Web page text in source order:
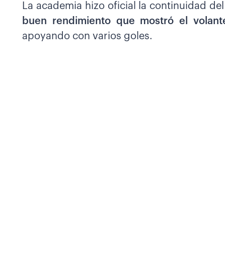
La academia hizo oficial la continuidad
buen rendimiento que mostró el
apoyando con varios goles.